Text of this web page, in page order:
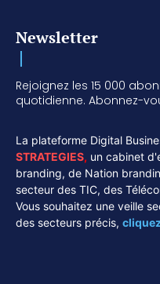
Newsletter
Rejoignez les 15 000
quotidienne. Abonnez-
La plateforme Digital
STRATEGIES, un cabinet
branding, de Nation
secteur des TIC, des
Vous souhaitez une veille
des secteurs précis,